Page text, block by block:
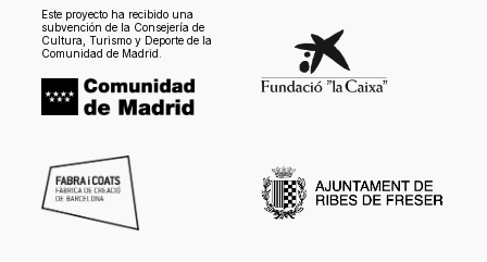
Este proyecto ha recibido una
subvención de la Consejería de
Cultura, Turismo y Deporte de la
Comunidad de Madrid.